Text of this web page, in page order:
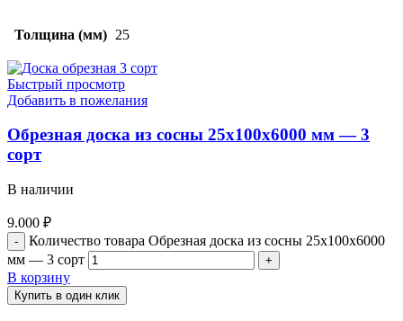
Толщина (мм) 25
Быстрый просмотр
Добавить в пожелания
Обрезная доска из сосны 25x100x6000 мм — 3
сорт
В наличии
9.000 ₽
Количество товара Обрезная доска из сосны 25x100x6000
мм — 3 сорт
В корзину
Купить в один клик